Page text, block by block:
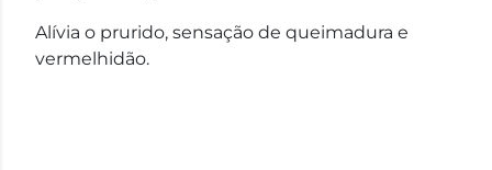
Alívia o prurido, sensação de queimadura e
vermelhidão.